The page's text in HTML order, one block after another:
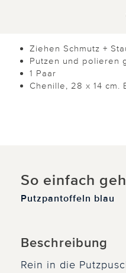
Ziehen Schmutz +
Putzen und polieren
1 Paar
Chenille, 28 x 14 cm.
So einfach
Putzpantoffeln blau
Beschreibung
Rein in die